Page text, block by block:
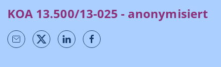
KOA 13.500/13-025 - anonymisiert